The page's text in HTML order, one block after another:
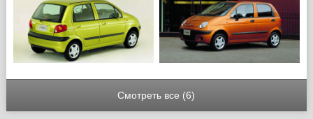
Смотреть все (6)